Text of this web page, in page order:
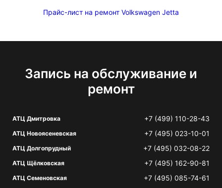
Прайс-лист на ремонт Volkswagen Jetta
Запись на обслуживание и
ремонт
АТЦ Дмитровка +7 (499) 110-28-43
АТЦ Новоясеневская +7 (495) 023-10-01
АТЦ Долгопрудный +7 (495) 032-08-22
АТЦ Щёлковская +7 (495) 162-90-81
АТЦ Семеновская +7 (495) 085-74-61